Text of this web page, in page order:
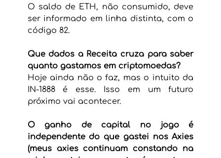
O saldo de ETH, não consumido, deve
ser informado em linha distinta, com o
código 82.
Que dados a Receita cruza para saber
quanto gastamos em criptomoedas?
Hoje ainda não o faz, mas o intuito da
IN-1888 é esse. Isso em um futuro
próximo vai acontecer.
O ganho de capital no jogo é
independente do que gastei nos Axies
(meus axies continuam constando na